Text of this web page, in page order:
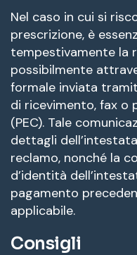
Nel caso in cui si
prescrizione, è
tempestivamente la
possibilmente
formale inviata
di ricevimento, fax
(PEC). Tale
dettagli
reclamo, nonché la
d’identità
pagamento
applicabile.
Consigli